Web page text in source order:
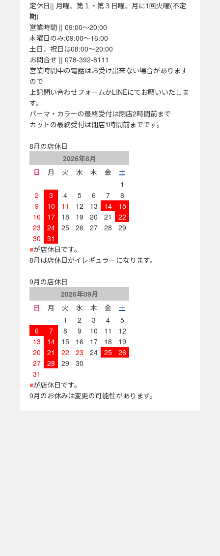
定休日|| 月曜、第１・第３日曜、月に1回火曜(不定
期)
営業時間 || 09:00～20:00
木曜日のみ:09:00～16:00
土日、祝日は08:00～20:00
お問合せ || 078-392-8111
営業時間中の電話はお受け出来ない場合があります
ので
上記問い合わせフォームかLINEにてお願いいたしま
す。
パーマ・カラーの最終受付は閉店2時間前まで
カットの最終受付は閉店1時間前までです。
8月の店休日
2026年8月
日
月 火 水 木 金
土
1
2
3 4 5 6 7
8
9
10 11 12 13 14
15
16
17 18 19 20 21
22
23
24 25 26 27 28
29
30
31
■が店休日です。
8月は店休日がイレギュラーになります。
9月の店休日
2026年09月
日
月 火 水 木 金
土
1
2 3 4
5
6
7 8 9 10 11
12
13
14 15 16 17 18
19
20
21 22 23 24 25
26
27
28 29
30
31
■が店休日です。
9月のお休みは変更の可能性があります。